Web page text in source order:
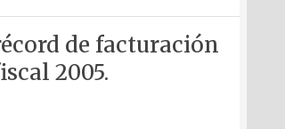
de facturación
2005.